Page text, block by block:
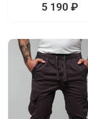
5 190 ₽